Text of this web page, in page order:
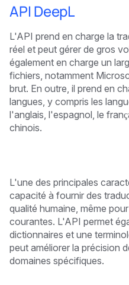
API DeepL
L'API prend en charge la
réel et peut gérer de gros
également en charge un
fichiers, notamment
brut. En outre, il prend en
langues, y compris les
l'anglais, l'espagnol, le
chinois.
L'une des principales
capacité à fournir des
qualité humaine, même
courantes. L'API permet
dictionnaires et une
peut améliorer la précision
domaines spécifiques.